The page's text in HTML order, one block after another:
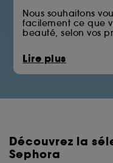
Nous souhaitons
facilement ce que
beauté, selon vos
La pastille Clean at
d’identifier les
ingrédients issus
*Clean at Sephora =
sélectionnés avec soin.
Lire plus
Découvrez la
Sephora